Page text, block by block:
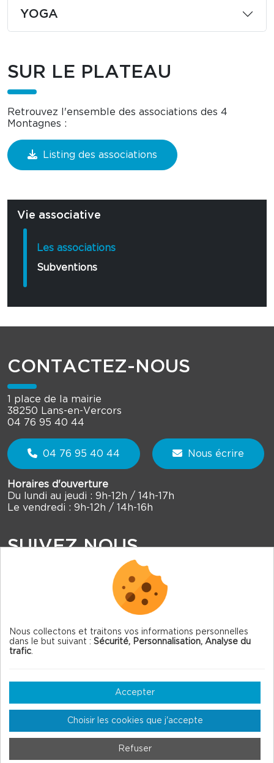
YOGA
SUR LE PLATEAU
Retrouvez l'ensemble des associations des 4
Montagnes :
Listing des associations
Vie associative
Les associations
Subventions
CONTACTEZ-NOUS
1 place de la mairie
38250 Lans-en-Vercors
04 76 95 40 44
04 76 95 40 44 Nous écrire
Horaires d'ouverture
Du lundi au jeudi : 9h-12h / 14h-17h
Le vendredi : 9h-12h / 14h-16h
SUIVEZ NOUS
© 2026 Lans en Vercors — Tous droits réservés
Gestion des cookies
Nous collectons et traitons vos informations personnelles
dans le but suivant : Sécurité, Personnalisation, Analyse du
trafic.
Accepter
Refuser
Choisir les cookies que j'accepte